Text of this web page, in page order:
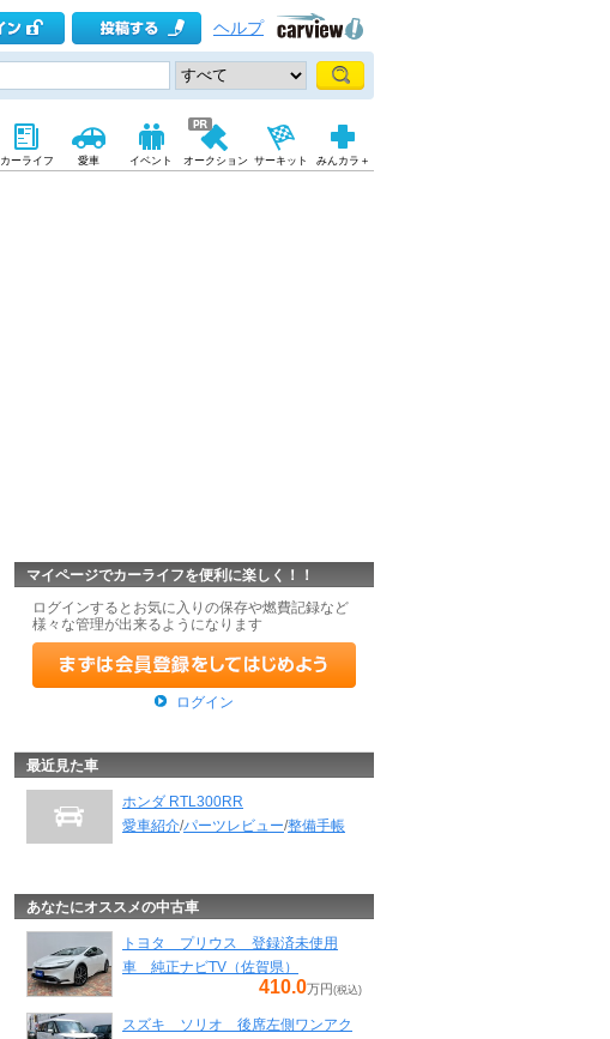
ヘルプ
カーライフ 愛車 イベント オークション サーキット みんカラ＋
マイページでカーライフを便利に楽しく！！
ログインするとお気に入りの保存や燃費記録など
様々な管理が出来るようになります
ログイン
最近見た車
ホンダ RTL300RR
愛車紹介/パーツレビュー/整備手帳
あなたにオススメの中古車
トヨタ プリウス 登録済未使用
車 純正ナビTV（佐賀県）
410.0万円 (税込)
スズキ ソリオ 後席左側ワンアク